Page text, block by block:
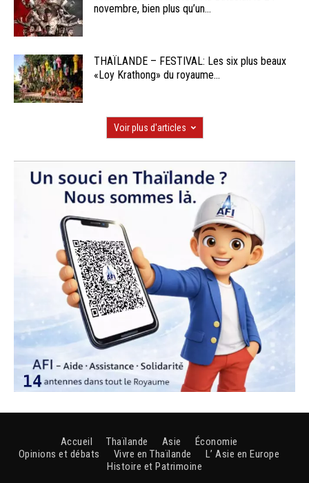
novembre, bien plus qu’un...
THAÏLANDE – FESTIVAL: Les six plus beaux
«Loy Krathong» du royaume...
Voir plus d'articles
Accueil Thaïlande Asie
Économie
Opinions et débats
Vivre en Thaïlande
L’ Asie en Europe
Histoire et Patrimoine